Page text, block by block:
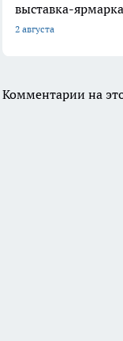
выставка-
2 августа
Комментарии на